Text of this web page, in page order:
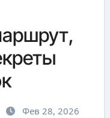
Фев 28, 2026